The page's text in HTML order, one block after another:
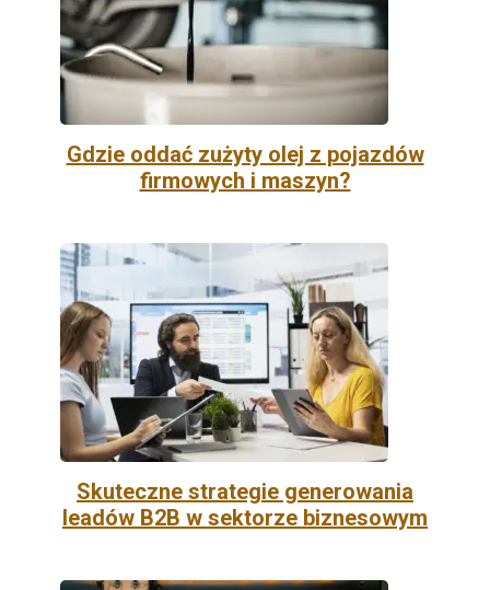
Gdzie oddać zużyty olej z pojazdów
firmowych i maszyn?
Skuteczne strategie generowania
leadów B2B w sektorze biznesowym